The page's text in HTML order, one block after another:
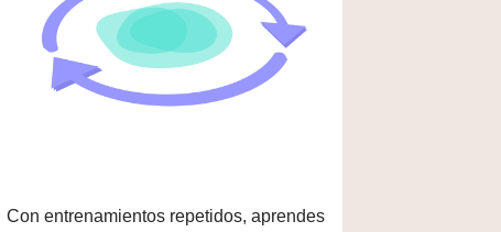
Con entrenamientos repetidos, aprendes